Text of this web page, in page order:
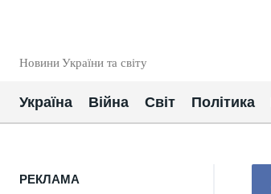
Новини України та світу
Україна Війна Світ Політика
РЕКЛАМА